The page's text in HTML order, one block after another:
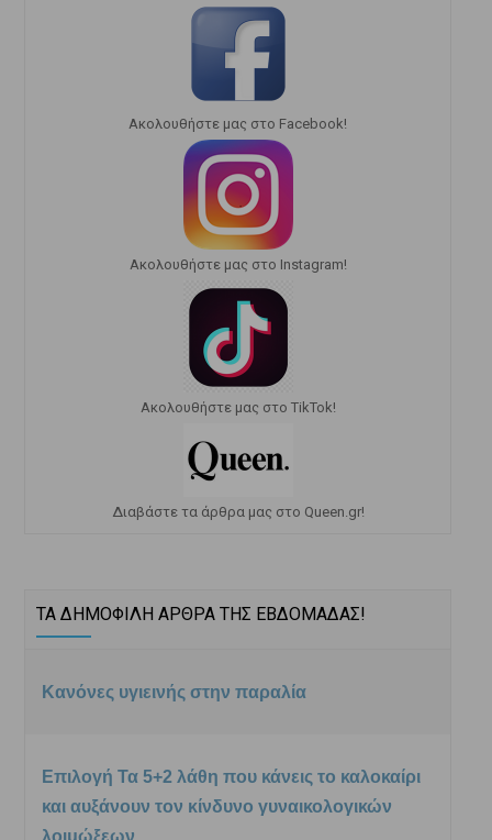
Ακολουθήστε μας στο Facebook!
Ακολουθήστε μας στο Instagram!
Ακολουθήστε μας στο TikTok!
Διαβάστε τα άρθρα μας στο Queen.gr!
ΤΑ ΔΗΜΟΦΙΛΗ ΑΡΘΡΑ ΤΗΣ ΕΒΔΟΜΑΔΑΣ!
Κανόνες υγιεινής στην παραλία
Επιλογή Τα 5+2 λάθη που κάνεις το καλοκαίρι
και αυξάνουν τον κίνδυνο γυναικολογικών
λοιμώξεων